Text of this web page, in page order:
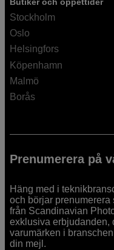
Stockholm
Oslo
Helsingfors
Köpenhamn
Malmö
Borås
Prenumerera på
Häng med i
och börjar prenumerera
från Scandinavian
exklusiva erbjudanden,
varumärken i
din mejl.